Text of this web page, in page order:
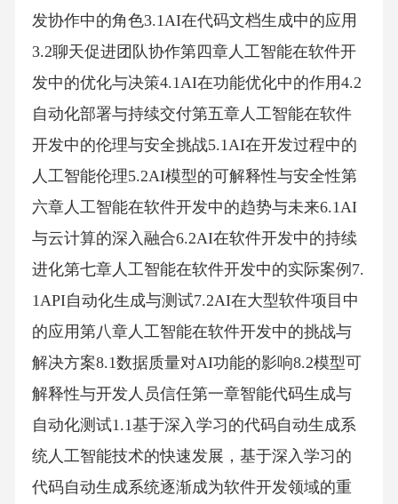
发协作中的角色3.1AI在代码文档生成中的应用
3.2聊天促进团队协作第四章人工智能在软件开
发中的优化与决策4.1AI在功能优化中的作用4.2
自动化部署与持续交付第五章人工智能在软件
开发中的伦理与安全挑战5.1AI在开发过程中的
人工智能伦理5.2AI模型的可解释性与安全性第
六章人工智能在软件开发中的趋势与未来6.1AI
与云计算的深入融合6.2AI在软件开发中的持续
进化第七章人工智能在软件开发中的实际案例7.
1API自动化生成与测试7.2AI在大型软件项目中
的应用第八章人工智能在软件开发中的挑战与
解决方案8.1数据质量对AI功能的影响8.2模型可
解释性与开发人员信任第一章智能代码生成与
自动化测试1.1基于深入学习的代码自动生成系
统人工智能技术的快速发展，基于深入学习的
代码自动生成系统逐渐成为软件开发领域的重